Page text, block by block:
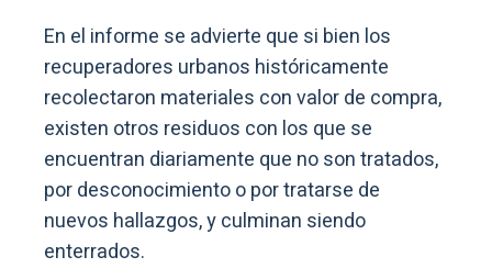
En el informe se advierte que si bien los
recuperadores urbanos históricamente
recolectaron materiales con valor de compra,
existen otros residuos con los que se
encuentran diariamente que no son tratados,
por desconocimiento o por tratarse de
nuevos hallazgos, y culminan siendo
enterrados.